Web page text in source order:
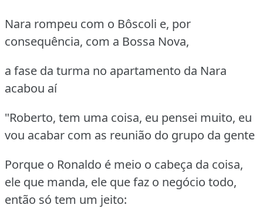
Nara rompeu com o Bôscoli e, por
consequência, com a Bossa Nova,
a fase da turma no apartamento da Nara
acabou aí
"Roberto, tem uma coisa, eu pensei muito, eu
vou acabar com as reunião do grupo da gente
Porque o Ronaldo é meio o cabeça da coisa,
ele que manda, ele que faz o negócio todo,
então só tem um jeito: